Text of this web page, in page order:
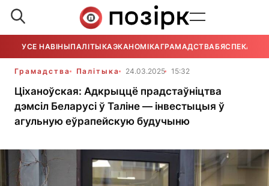
УСЕ НАВІНЫПАЛІТЫКАЭКАНОМІКАГРАМАДСТВАБЯСПЕКА
Грамадства Палітыка 24.03.2025 15:32
Ціханоўская: Адкрыццё прадстаўніцтва
дэмсіл Беларусі ў Таліне — інвестыцыя ў
агульную еўрапейскую будучыню